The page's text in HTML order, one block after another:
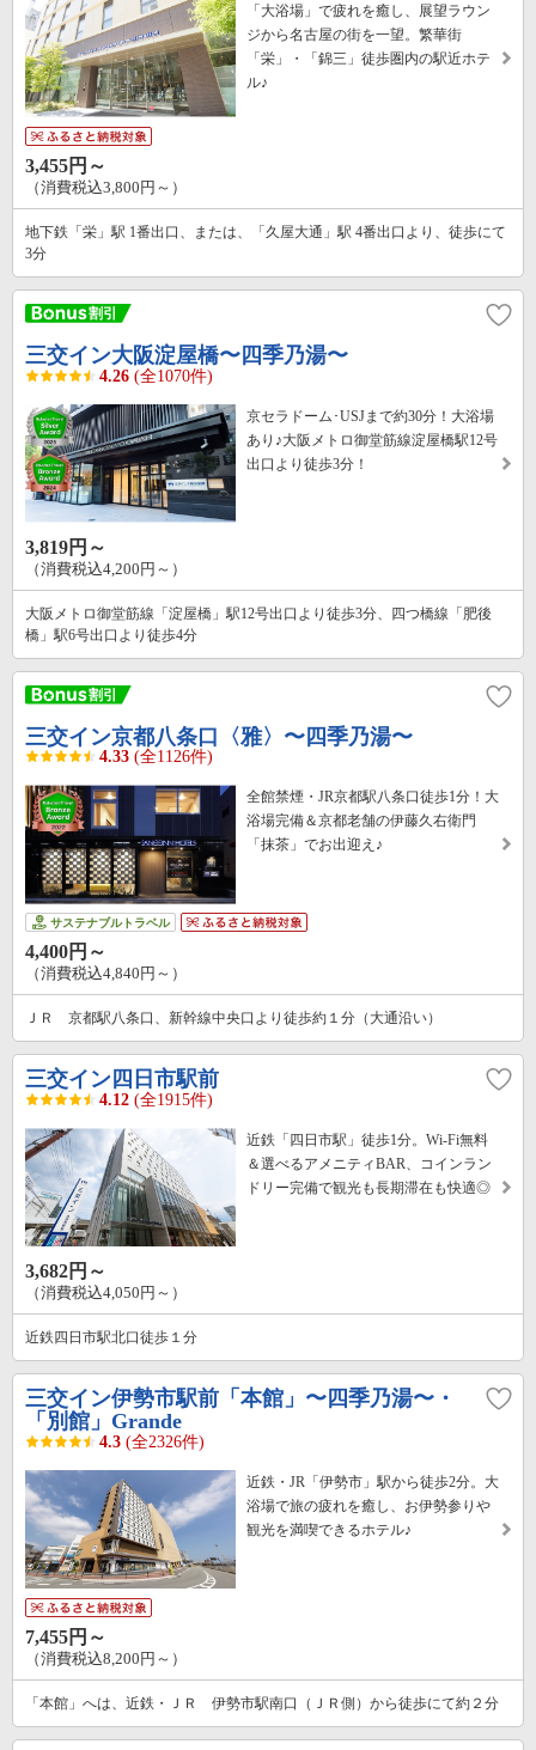
「大浴場」で疲れを癒し、展望ラウン
ジから名古屋の街を一望。繁華街
「栄」・「錦三」徒歩圏内の駅近ホテ
ル♪
3,455円～
（消費税込3,800円～）
地下鉄「栄」駅 1番出口、または、「久屋大通」駅 4番出口より、徒歩にて
3分
三交イン大阪淀屋橋〜四季乃湯〜
4.26 (全1070件)
京セラドーム･USJまで約30分！大浴場
あり♪大阪メトロ御堂筋線淀屋橋駅12号
出口より徒歩3分！
3,819円～
（消費税込4,200円～）
大阪メトロ御堂筋線「淀屋橋」駅12号出口より徒歩3分、四つ橋線「肥後
橋」駅6号出口より徒歩4分
三交イン京都八条口〈雅〉〜四季乃湯〜
4.33 (全1126件)
全館禁煙・JR京都駅八条口徒歩1分！大
浴場完備＆京都老舗の伊藤久右衛門
「抹茶」でお出迎え♪
サステナブルトラベル
4,400円～
（消費税込4,840円～）
ＪＲ 京都駅八条口、新幹線中央口より徒歩約１分（大通沿い）
三交イン四日市駅前
4.12 (全1915件)
近鉄「四日市駅」徒歩1分。Wi-Fi無料
＆選べるアメニティBAR、コインラン
ドリー完備で観光も長期滞在も快適◎
3,682円～
（消費税込4,050円～）
近鉄四日市駅北口徒歩１分
三交イン伊勢市駅前「本館」〜四季乃湯〜・
「別館」Grande
4.3 (全2326件)
近鉄・JR「伊勢市」駅から徒歩2分。大
浴場で旅の疲れを癒し、お伊勢参りや
観光を満喫できるホテル♪
7,455円～
（消費税込8,200円～）
「本館」へは、近鉄・ＪＲ 伊勢市駅南口（ＪＲ側）から徒歩にて約２分